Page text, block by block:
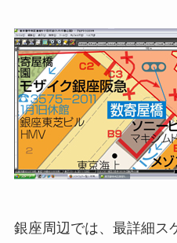
銀座周辺では、最詳細ス